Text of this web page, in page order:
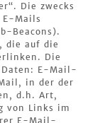
Die zwecks
E-Mails
Beacons).
die auf die
Die
Daten: E-Mail-
in der der
d.h. Art,
von Links im
E-Mail-